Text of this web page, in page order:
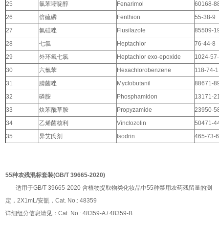
25
氯苯嘧啶醇 Fenarimol
60168-
26
倍硫磷 Fenthion
55-38-9
27
氟硅唑 Flusilazole
85509-
28
七氯 Heptachlor
76-44-8
29
外环氧七氯 Heptachlor exo-epoxide
1024-
30
六氯苯 Hexachlorobenzene
118-74-1
31
腈菌唑 Myclobutanil
88671-
32
磷胺 Phosphamidon
13171-
33
炔苯酰草胺 Propyzamide
23950-
34
乙烯菌核利 Vinclozolin
50471-
35
异艾氏剂 Isodrin 465-73-6
55种农残混标套装(GB/T 39665-2020)
适用于GB/T 39665-2020 含植物提取物类化妆品中55种禁用农药残留量的测
定，2X1mL/安瓿，Cat. No.: 48359
详细组分信息请见：Cat. No.: 48359-A / 48359-B